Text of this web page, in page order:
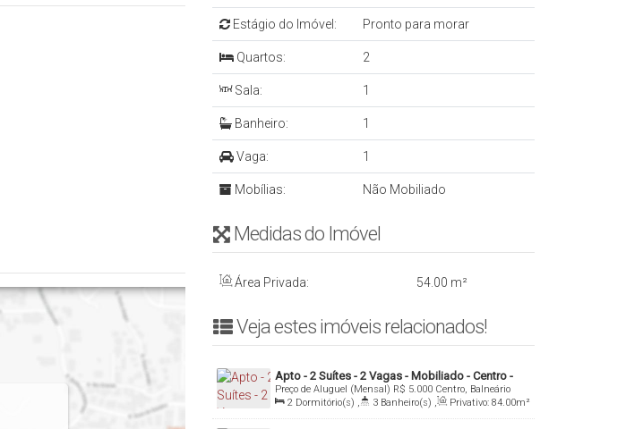
Estágio do Imóvel: Pronto para morar
Quartos: 2
Sala: 1
Banheiro: 1
Vaga: 1
Mobílias: Não Mobiliado
Medidas do Imóvelㅤ ㅤㅤ ㅤㅤ ㅤ
Área Privada: 54 .00 m²
Veja estes imóveis relacionados!ㅤ
Apto - 2 Suítes - 2 Vagas - Mobiliado - Centro -
Balneário Camboriú/SCR$ 5.000
Preço de Aluguel (Mensal)
Centro, Balneário
Camboriú, Santa Catarina, Brasil
2 Dormitório(s) , 3 Banheiro(s) , Privativo: 84.00m²
,
2 Sala(s) , 2 Suíte(s) , 2 Vaga(s) , Útil: 84.00m²